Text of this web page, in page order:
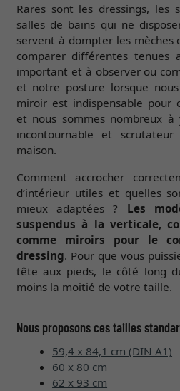
Rares sont les dressings, les
salles de bains qui ne
servent à dompter les mèches
comparer différentes tenues
important et à observer ou
et notre posture lorsque
miroir est indispensable pour
et nous sommes nombreux
incontournable et
maison.
Comment accrocher
d’intérieur utiles et quelles
mieux adaptées ? Les
suspendus à la verticale,
comme miroirs pour le
dressing. Pour que vous
tête aux pieds, le côté long
moins la moitié de votre taille.
Nous proposons ces tailles
59,4 x 84,1 cm (DIN A1)
60 x 80 cm
62 x 93 cm